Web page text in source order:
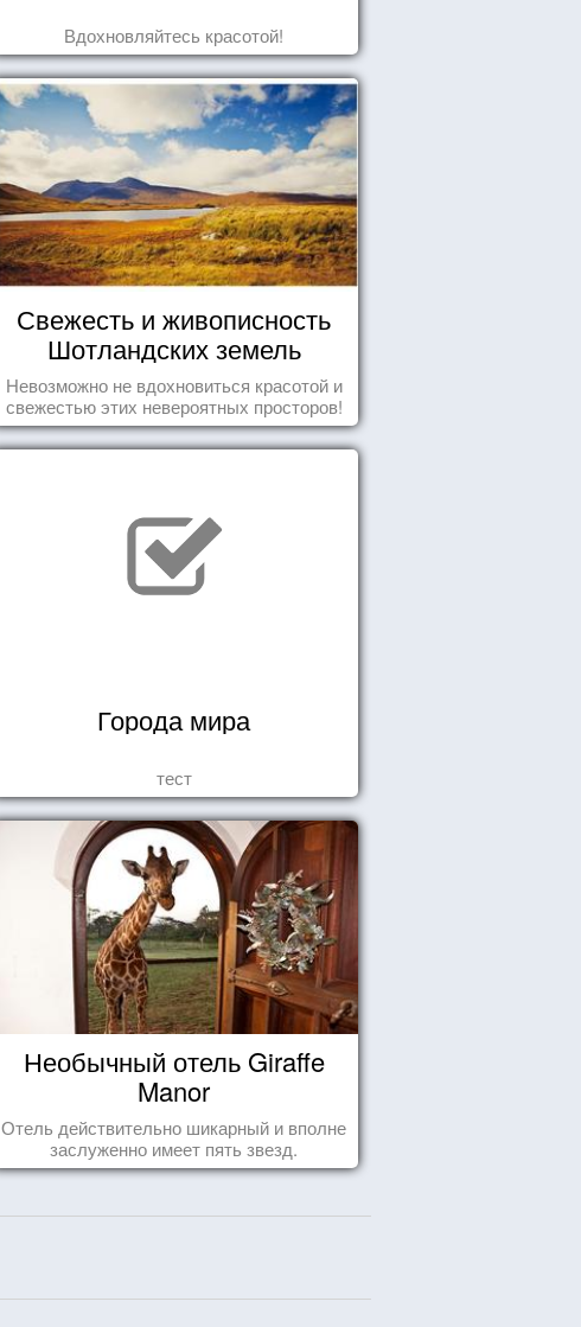
Вдохновляйтесь красотой!
Свежесть и живописность
Шотландских земель
Невозможно не вдохновиться красотой и
свежестью этих невероятных просторов!
Города мира
тест
Необычный отель Giraffe
Manor
Отель действительно шикарный и вполне
заслуженно имеет пять звезд.